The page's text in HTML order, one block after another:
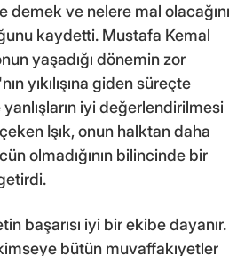
demek ve nelere mal olacağını
kaydetti. Mustafa Kemal
yaşadığı dönemin zor
yıkılışına giden süreçte
yanlışların iyi değerlendirilmesi
Işık, onun halktan daha
olmadığının bilincinde bir
başarısı iyi bir ekibe dayanır.
bütün muvaffakıyetler